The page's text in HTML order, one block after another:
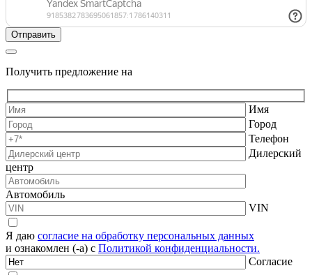
Получить предложение на
Имя
Город
Телефон
Дилерский
центр
Автомобиль
VIN
Я даю согласие на обработку персональных данных
и ознакомлен (-а) с Политикой конфиденциальности.
Согласие